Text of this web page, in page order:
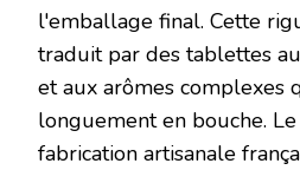
l'emballage final. Cette
traduit par des tablettes
et aux arômes complexes
longuement en bouche.
fabrication artisanale